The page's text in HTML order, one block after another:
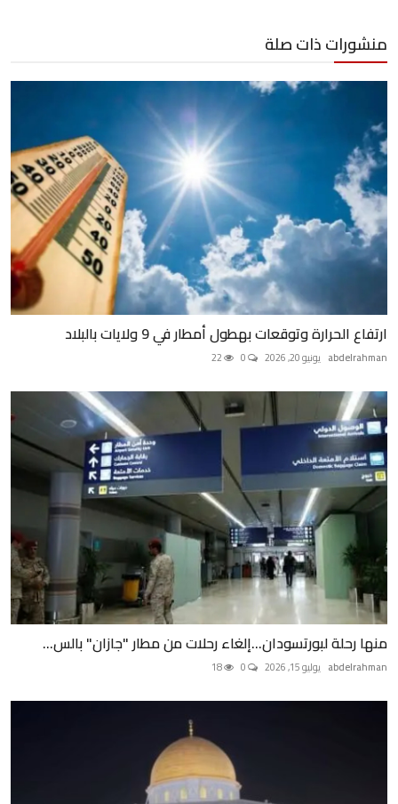
منشورات ذات صلة
ارتفاع الحرارة وتوقعات بهطول أمطار في 9 ولايات بالبلاد
abdelrahman يونيو 20, 2026
منها رحلة لبورتسودان...إلغاء رحلات من مطار "جازان" بالس...
abdelrahman يوليو 15, 2026